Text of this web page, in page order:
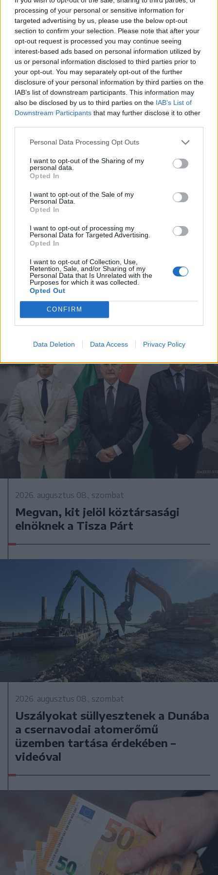
processing of your personal or sensitive information for
targeted advertising by us, please use the below opt-out
section to confirm your selection. Please note that after your
opt-out request is processed you may continue seeing
interest-based ads based on personal information utilized by
us or personal information disclosed to third parties prior to
your opt-out. You may separately opt-out of the further
disclosure of your personal information by third parties on the
IAB’s list of downstream participants. This information may
also be disclosed by us to third parties on the IAB’s List of
Downstream Participants that may further disclose it to other
Personal Data Processing Opt Outs
I want to opt-out of the Sharing of my
personal data.
Opted In
I want to opt-out of the Sale of my
Personal Data.
Opted In
I want to opt-out of processing my
Personal Data for Targeted Advertising.
Opted In
I want to opt-out of Collection, Use,
Retention, Sale, and/or Sharing of my
Personal Data that Is Unrelated with the
Purposes for which it was collected.
Opted Out
CONFIRM
Data Deletion Data Access Privacy Policy
metróba, felszállt az egyik kocsira,
majd kilőtték – videóval
2026. augusztus 08., szombat
Hétvégén is folytatódik a gázolaj
árának csökkenése
2026. augusztus 08., szombat
Megvan, kit jelöl köztársasági
elnöknek a Tisza Párt
2026. augusztus 08., szombat
Uszályokat süllyesztenek a Dunába
a csernavodai atomerőmű
üzemben tartása érdekében –
videóval